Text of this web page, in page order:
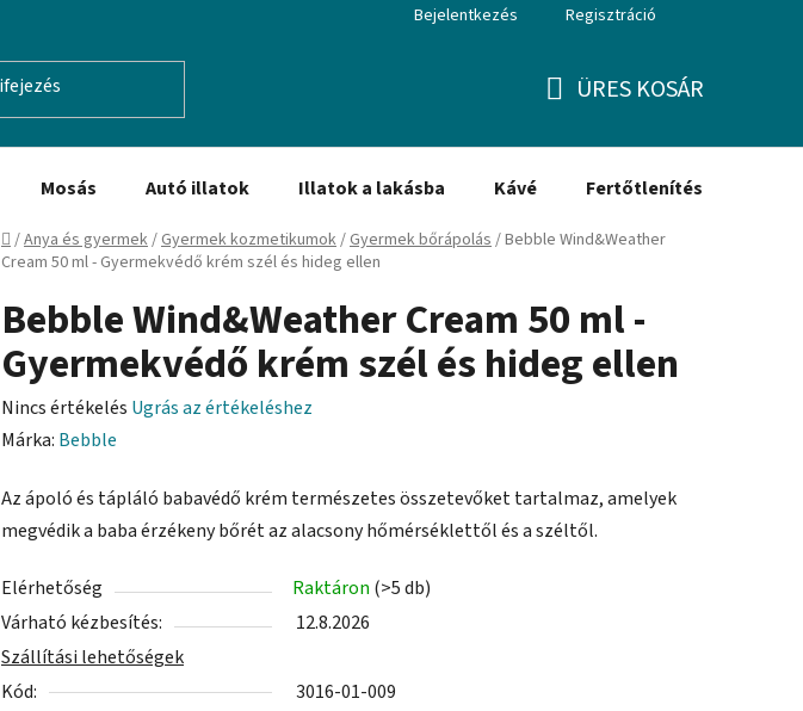
Bejelentkezés Regisztráció
ÜRES KOSÁR
Mosás Autó illatok Illatok a lakásba Kávé Fertőtlenítés
Kezdőlap
/Anya és gyermek/Gyermek kozmetikumok/Gyermek bőrápolás/Bebble Wind&Weather
Cream 50 ml - Gyermekvédő krém szél és hideg ellen
Bebble Wind&Weather Cream 50 ml -
Gyermekvédő krém szél és hideg ellen
A
termék
értékelése
5-
0,0
csillag.
Nincs értékelés Ugrás az értékeléshez
Márka: Bebble
Az ápoló és tápláló babavédő krém természetes összetevőket tartalmaz, amelyek
megvédik a baba érzékeny bőrét az alacsony hőmérséklettől és a széltől.
Elérhetőség Raktáron (>5 db)
Várható kézbesítés:
12.8.2026
Szállítási lehetőségek
Kód:
3016-01-009